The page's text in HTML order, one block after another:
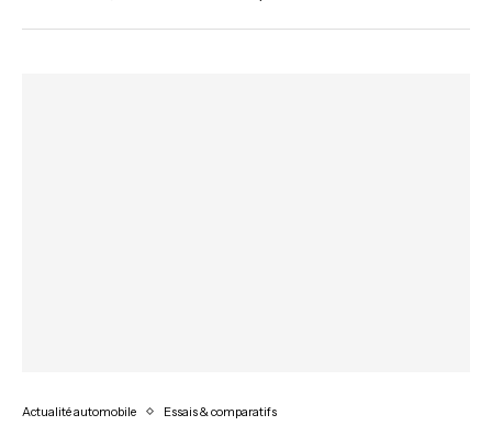
Actualité automobile Essais & comparatifs